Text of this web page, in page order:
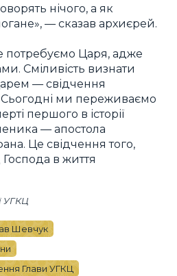
нічого, а як
— сказав архиєрей.
Царя, адже
Сміливість визнати
— свідчення
Сьогодні ми переживаємо
першого в історії
— апостола
Це свідчення того,
в життя
УГКЦ
Шевчук
Глави УГКЦ